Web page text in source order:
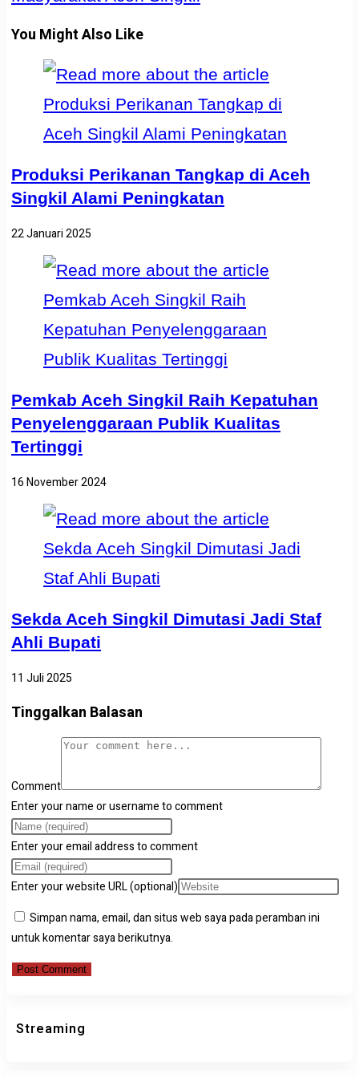
You Might Also Like
Produksi Perikanan Tangkap di Aceh
Singkil Alami Peningkatan
22 Januari 2025
Pemkab Aceh Singkil Raih Kepatuhan
Penyelenggaraan Publik Kualitas
Tertinggi
16 November 2024
Sekda Aceh Singkil Dimutasi Jadi Staf
Ahli Bupati
11 Juli 2025
Tinggalkan Balasan
Comment
Enter your name or username to comment
Enter your email address to comment
Enter your website URL (optional)
Simpan nama, email, dan situs web saya pada peramban ini
untuk komentar saya berikutnya.
Streaming